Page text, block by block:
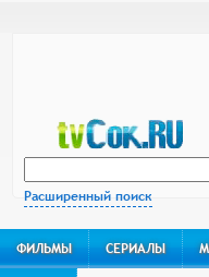
Расширенный поиск
ФИЛЬМЫ СЕРИАЛЫ